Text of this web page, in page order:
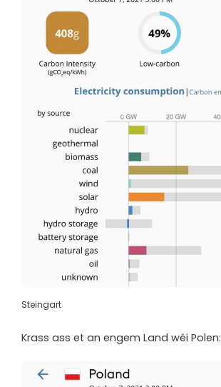
Steingart
Krass ass et an engem Land wéi Polen: